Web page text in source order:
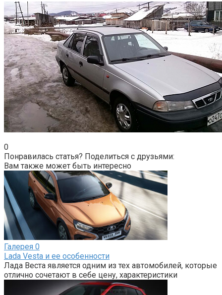
0
Понравилась статья? Поделиться с друзьями:
Вам также может быть интересно
Галерея 0
Lada Vesta и ее особенности
Лада Веста является одним из тех автомобилей, которые
отлично сочетают в себе цену, характеристики